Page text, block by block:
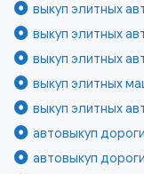
выкуп элитных
выкуп элитных
выкуп элитных
выкуп элитных
выкуп элитных
автовыкуп
автовыкуп